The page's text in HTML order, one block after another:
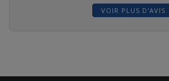
VOIR PLUS D'AVIS